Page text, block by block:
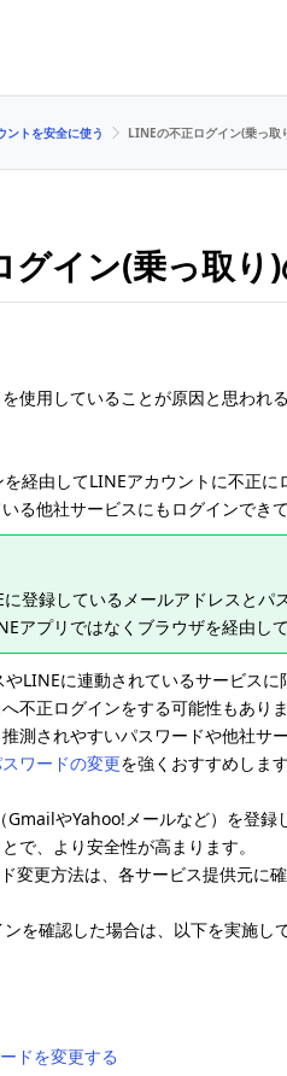
ントを安全に使う LINEの不正ログイン(乗っ取
グイン(乗っ取り
使用していることが原因と思われ
経由してLINEアカウントに不正
る他社サービスにもログインできて
登録しているメールアドレスとパ
アプリではなくブラウザを経由し
LINEに連動されているサービス
不正ログインをする可能性もありま
測されやすいパスワードや他社サ
ワードの変更を強くおすすめします
GmailやYahoo!メールなど）を登録
で、より安全性が高まります。
変更方法は、各サービス提供元に
を確認した場合は、以下を実施し
ドを変更する